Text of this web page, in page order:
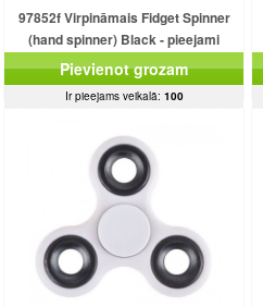
97852f Virpināmais Fidget Spinner
(hand spinner) Black - pieejami
dažādās krāsās
Pievienot grozam
Ir pieejams veikalā: 100